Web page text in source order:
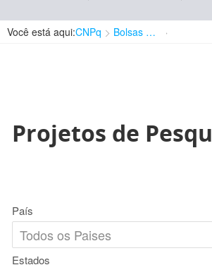
Você está aqui:CNPq Bolsas e Auxílios Vigentes
Projetos de
País
Estados